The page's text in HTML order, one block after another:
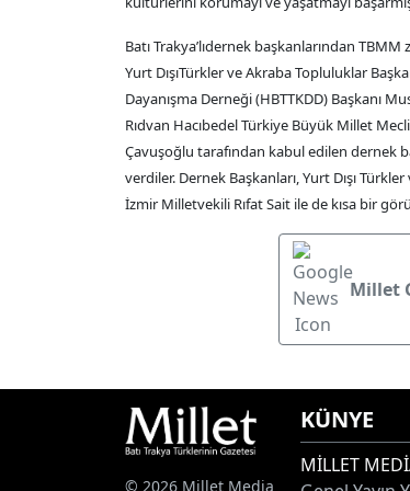
Batı Trakya’lıdernek başkanlarından TBMM
Yurt DışıTürkler ve Akraba Topluluklar
Dayanışma Derneği (HBTTKDD) Başkanı
Rıdvan Hacıbedel Türkiye Büyük Millet
Çavuşoğlu tarafından kabul edilen dernek
verdiler. Dernek Başkanları, Yurt Dışı
İzmir Milletvekili Rıfat Sait ile de kısa bir
Millet
© 2026 Millet Media
KÜNYE
MİLLET